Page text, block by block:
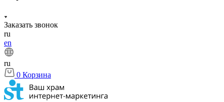
Заказать звонок
ru
en
ru
0 Корзина